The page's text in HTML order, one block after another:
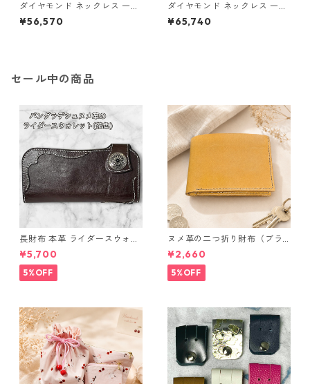
ダイヤモンド ネックレス 一粒
0.014ct プラチナ Pt900 四
葉 クローバーモチーフ ペンダ
¥56,570
ダイヤモンド ネックレス 一粒
K18 イエローゴールド 鍵 キー
モチーフ ペンダント 鑑別カー
¥65,740
セール中の商品
長財布 本革 ライダースウォレ
ット 国産 ヌメ革 ブラウン バ
ングラデシュ l175 レザー 革財
布 ハンドメイド 経年変化
¥5,700
5%OFF
ヌメ革の二つ折り財布（ブラ
ウン系）
¥2,660
5%OFF